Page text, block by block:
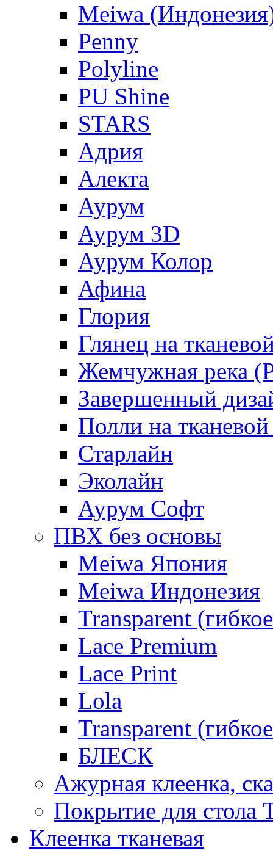
Meiwa
Penny
Polyline
PU Shine
STARS
Адрия
Алекта
Аурум
Аурум 3D
Аурум Колор
Афина
Глория
Глянец на
Жемчужная река
Завершенный
Полли на
Старлайн
Эколайн
Аурум Софт
ПВХ без основы
Meiwa Япония
Meiwa Индонезия
Transparent
Lace Premium
Lace Print
Lola
Transparent
БЛЕСК
Ажурная клеенка,
Покрытие для стола
Клеенка тканевая